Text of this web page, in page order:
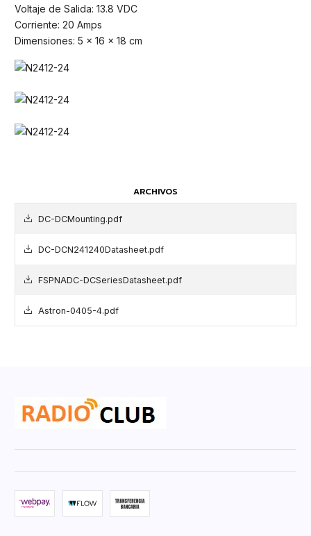
Voltaje de Salida: 13.8 VDC
Corriente: 20 Amps
Dimensiones: 5 x 16 x 18 cm
ARCHIVOS
DC-DCMounting.pdf
DC-DCN241240Datasheet.pdf
FSPNADC-DCSeriesDatasheet.pdf
Astron-0405-4.pdf